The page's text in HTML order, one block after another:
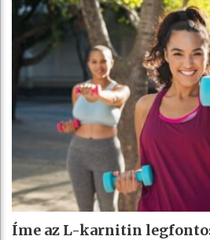
Íme az L-karnitin